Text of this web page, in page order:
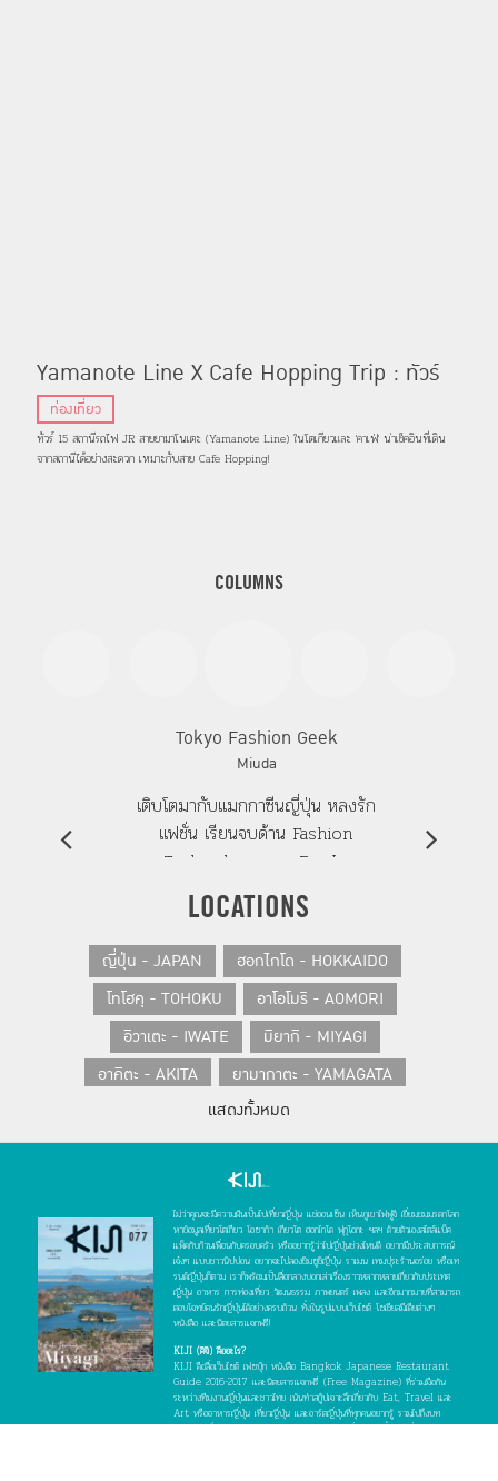
Yamanote Line X Cafe Hopping Trip : ทัวร์
30 คาเฟ่ใกล้ 30 สถานีรถไฟสายยามาโนเตะ | EP1
ท่องเที่ยว
ทัวร์ 15 สถานีรถไฟ JR สายยามาโนเตะ (Yamanote Line) ในโตเกียวและ 'คาเฟ่' น่าเช็คอินที่เดิน
จากสถานีได้อย่างสะดวก เหมาะกับสาย Cafe Hopping!
COLUMNS
Tokyo Fashion Geek
Miuda
เติบโตมากับแมกกาซีนญี่ปุ่น หลงรัก
แฟชั่น เรียนจบด้าน Fashion
Technology จาก Bunka
Fashion College Tokyo และ
บอกเล่าเรื่องราวความรักแฟชั่นญี่ปุ่น
ผ่าน blog tokyomiuda.com
LOCATIONS
ญี่ปุ่น - JAPAN
ฮอกไกโด - HOKKAIDO
โทโฮคุ - TOHOKU
อาโอโมริ - AOMORI
อิวาเตะ - IWATE
มิยากิ - MIYAGI
อาคิตะ - AKITA
ยามากาตะ - YAMAGATA
ฟุกุชิมะ - FUKUSHIMA
คันโต - KANTO
โตเกียว - TOKYO
อิบารากิ - IBARAKI
กุมมะ - GUNMA
ไซตามะ - SAITAMA
ชิบะ - CHIBA
คานางาวะ - KANAGAWA
โยโกฮาม่า - YOKOHAMA
ชูบุ - CHUBU
นีงาตะ - NIIGATA
อิชิกาวะ - ISHIKAWA
ฟุกุอิ - FUKUI
ยามานาชิ - YAMANASHI
แสดงทั้งหมด
ไม่ว่าคุณจะมีความฝันเป็นไปเที่ยวญี่ปุ่น แช่ออนเซ็น เห็นภูเขาไฟฟูจิ เยี่ยมชมมรดกโลก
หาข้อมูลเที่ยวโตเกียว โอซาก้า เกียวโต ฮอกไกโด ฟุกุโอกะ ฯลฯ ด้วยตัวเองสไตล์แบ็ค
แพ็คกับก๊วนเพื่อนกับครอบครัว หรืออยากรู้ว่าไปญี่ปุ่นช่วงไหนดี อยากมีประสบการณ์
เจ๋งๆ แบบชาวนิปปอน อยากจะไปลองชิมซูชิญี่ปุ่น ราเมน เทมปุระร้านอร่อย หรือเท
รนด์ญี่ปุ่นก็ตาม เราก็พร้อมเป็นสื่อกลางบอกเล่าเรื่องราวหลากหลายเกี่ยวกับประเทศ
ญี่ปุ่น อาหาร การท่องเที่ยว วัฒนธรรม ภาพยนตร์ เพลง และอีกมากมายที่สามารถ
ตอบโจทย์คนรักญี่ปุ่นได้อย่างครบถ้วน ทั้งในรูปแบบเว็บไซต์ โซเชียลมีเดียต่างๆ
หนังสือ และนิตยสารแจกฟรี!
KIJI (คิจิ) คืออะไร?
KIJI คือสื่อเว็บไซต์ เฟซบุ๊ก หนังสือ Bangkok Japanese Restaurant
Guide 2016-2017 และนิตยสารแจกฟรี (Free Magazine) ที่ร่วมมือกัน
ระหว่างทีมงานญี่ปุ่นและชาวไทย เน้นทำสกู๊ปเจาะลึกเกี่ยวกับ Eat, Travel และ
Art หรืออาหารญี่ปุ่น เที่ยวญี่ปุ่น และอาร์ตญี่ปุ่นที่ทุกคนอยากรู้ รวมไปถึงบท
สัมภาษณ์เรื่องราวและทัศนคติและความคิดของบุคคลที่น่าสนใจทั้งชาวญี่ปุ่นและชาว